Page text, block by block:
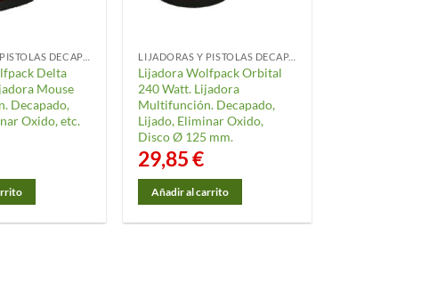
LIJADORAS Y PISTOLAS DECAPANTES
Delta
Mouse
Decapado,
Oxido, etc.
LIJADORAS Y PISTOLAS DECAPANTES
Lijadora Wolfpack Orbital
240 Watt. Lijadora
Multifunción. Decapado,
Lijado, Eliminar Oxido,
Disco Ø 125 mm.
29,85€
Añadir al carrito